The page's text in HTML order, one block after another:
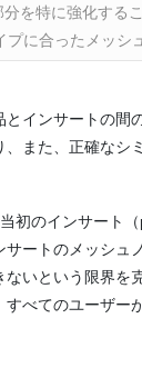
を特に強化するこ
に合ったメッシ
とインサートの
また、正確なシ
初のインサート
ートのメッシュ
いという限界
べてのユーザ